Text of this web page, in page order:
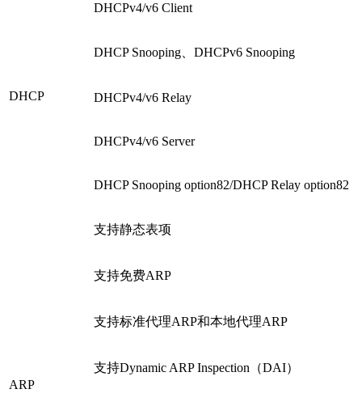
DHCP
DHCPv4/v6 Client
DHCP Snooping、DHCPv6 Snooping
DHCPv4/v6 Relay
DHCPv4/v6 Server
DHCP Snooping option82/DHCP Relay option82
ARP
支持静态表项
支持免费ARP
支持标准代理ARP和本地代理ARP
支持Dynamic ARP Inspection（DAI）